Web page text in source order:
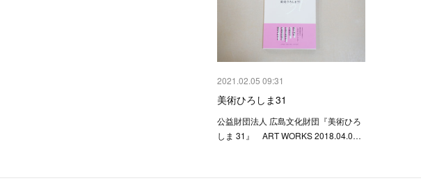
2021.02.05 09:31
美術ひろしま31
公益財団法人 広島文化財団『美術ひろ
しま 31』 ART WORKS 2018.04.0…